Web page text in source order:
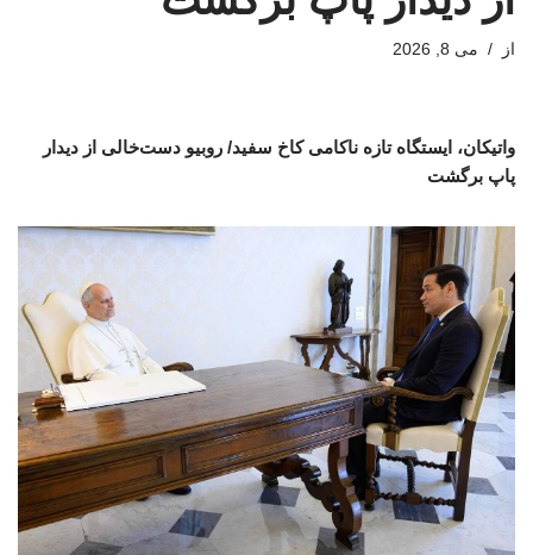
از می 8, 2026
واتیکان، ایستگاه تازه ناکامی کاخ سفید/ روبیو دست‌خالی از دیدار
پاپ برگشت